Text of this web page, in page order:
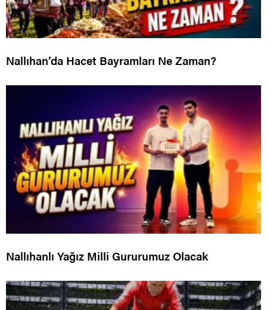
Nallıhan’da Hacet Bayramları Ne Zaman?
Nallıhanlı Yağız Milli Gururumuz Olacak